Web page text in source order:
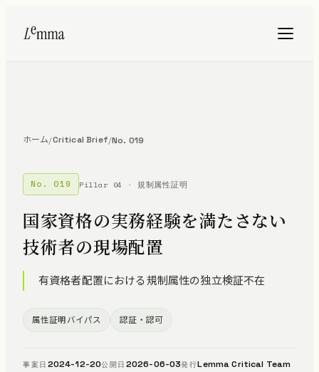
ホーム/Critical Brief/No. 019
No. 019 Pillar 04 · 規制属性証明
国家資格の実務経験を満たさない
技術者の現場配置
有資格者配置における規制属性の独立検証不在
属性証明バイパス 認証・認可
事案日 2024-12-20公開日 2026-06-03発行Lemma Critical Team